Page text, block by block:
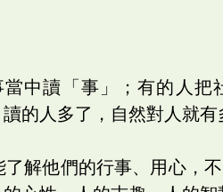
中讀「事」；有的人把
的人多了，自然對人就有
解他們的行事、用心，